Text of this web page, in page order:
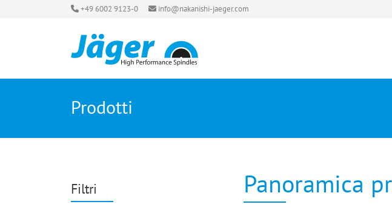
+49 6002 9123-0 info@nakanishi-jaeger.com
Prodotti
Filtri Panoramica